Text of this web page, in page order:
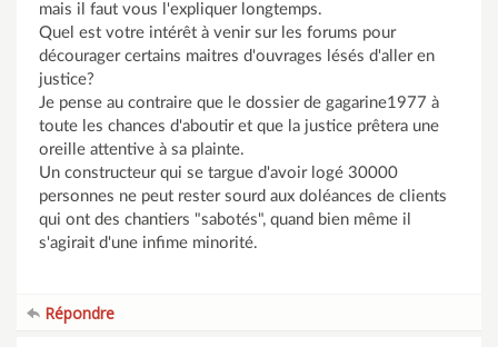
mais il faut vous l'expliquer longtemps.
Quel est votre intérêt à venir sur les forums pour
décourager certains maitres d'ouvrages lésés d'aller en
justice?
Je pense au contraire que le dossier de gagarine1977 à
toute les chances d'aboutir et que la justice prêtera une
oreille attentive à sa plainte.
Un constructeur qui se targue d'avoir logé 30000
personnes ne peut rester sourd aux doléances de clients
qui ont des chantiers "sabotés", quand bien même il
s'agirait d'une infime minorité.
Répondre